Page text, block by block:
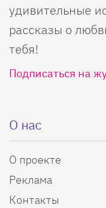
удивительные
рассказы о
тебя!
Подписаться на
О нас
О проекте
Реклама
Контакты